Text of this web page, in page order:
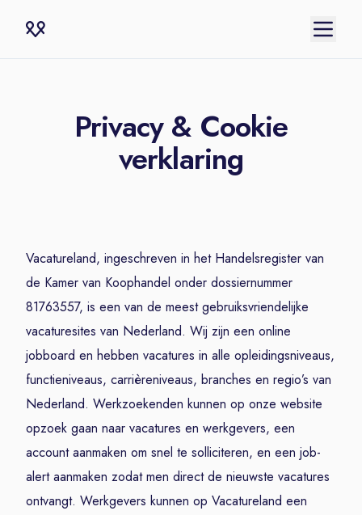
Privacy & Cookie
verklaring
Vacatureland, ingeschreven in het Handelsregister van
de Kamer van Koophandel onder dossiernummer
81763557, is een van de meest gebruiksvriendelijke
vacaturesites van Nederland. Wij zijn een online
jobboard en hebben vacatures in alle opleidingsniveaus,
functieniveaus, carrièreniveaus, branches en regio’s van
Nederland. Werkzoekenden kunnen op onze website
opzoek gaan naar vacatures en werkgevers, een
account aanmaken om snel te solliciteren, en een job-
alert aanmaken zodat men direct de nieuwste vacatures
ontvangt. Werkgevers kunnen op Vacatureland een